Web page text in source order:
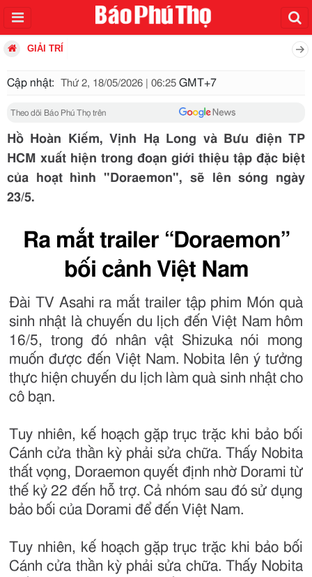
GIẢI TRÍ
Cập nhật: Thứ 2, 18/05/2026 | 06:25 GMT+7
Theo dõi Báo Phú Thọ trên
Hồ Hoàn Kiếm, Vịnh Hạ Long và Bưu điện TP
HCM xuất hiện trong đoạn giới thiệu tập đặc biệt
của hoạt hình "Doraemon", sẽ lên sóng ngày
23/5.
Ra mắt trailer “Doraemon”
bối cảnh Việt Nam
Đài TV Asahi ra mắt trailer tập phim Món quà
sinh nhật là chuyến du lịch đến Việt Nam hôm
16/5, trong đó nhân vật Shizuka nói mong
muốn được đến Việt Nam. Nobita lên ý tưởng
thực hiện chuyến du lịch làm quà sinh nhật cho
cô bạn.
Tuy nhiên, kế hoạch gặp trục trặc khi bảo bối
Cánh cửa thần kỳ phải sửa chữa. Thấy Nobita
thất vọng, Doraemon quyết định nhờ Dorami từ
thế kỷ 22 đến hỗ trợ. Cả nhóm sau đó sử dụng
bảo bối của Dorami để đến Việt Nam.
Tuy nhiên, kế hoạch gặp trục trặc khi bảo bối
Cánh cửa thần kỳ phải sửa chữa. Thấy Nobita